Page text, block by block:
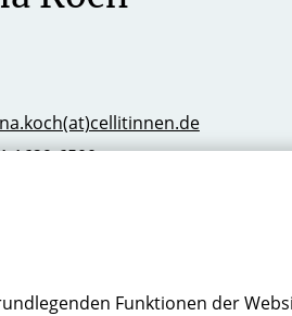
1629-6500
Funktionen der